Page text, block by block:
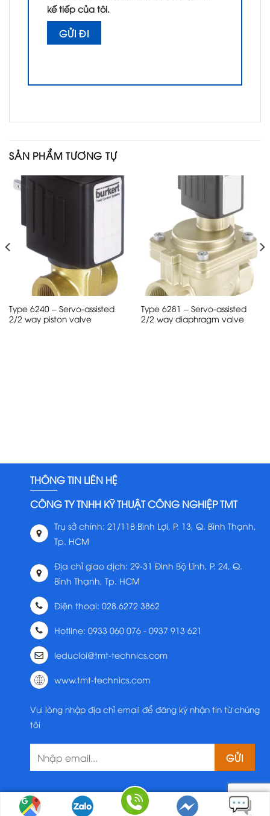
kế tiếp của tôi.
SẢN PHẨM TƯƠNG TỰ
Type 6240 – Servo-assisted
2/2 way piston valve
Type 6281 – Servo-assisted
2/2 way diaphragm valve
THÔNG TIN LIÊN HỆ
CÔNG TY TNHH KỸ THUẬT CÔNG NGHIỆP TMT
Trụ sở chính: 21/11B Bình Lợi, P. 13, Q. Bình Thạnh,
Tp. HCM
Địa chỉ giao dịch: 29-31 Đinh Bộ Lĩnh, P. 24, Q.
Bình Thạnh, Tp. HCM
Điện thoại: 028.6272 3862
Hotline: 0933 060 076 - 0937 913 621
leducloi@tmt-technics.com
www.tmt-technics.com
Vui lòng nhập địa chỉ email để đăng ký nhận tin từ chúng
tôi